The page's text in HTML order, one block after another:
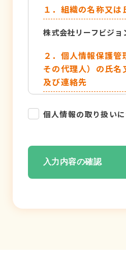
１．組織の名称又は
株式会社リーフビジョ
２．個人情報保護管
その代理人）の氏名
及び連絡先
TEL：052-884-2050
・各種お問い合わせ対
個人情報の取り扱い
入力内容の確認